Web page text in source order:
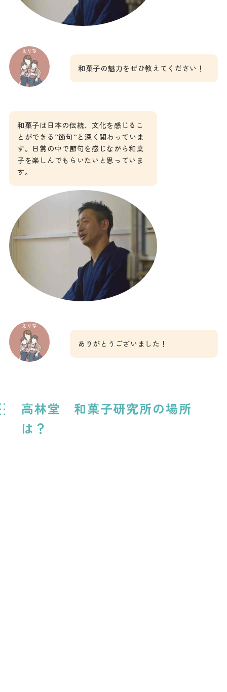
和菓子の魅力をぜひ教えてください！
和菓子は日本の伝統、文化を感じるこ
とができる”節句”と深く関わっていま
す。日常の中で節句を感じながら和菓
子を楽しんでもらいたいと思っていま
す。
ありがとうございました！
高林堂 和菓子研究所の場所
は？